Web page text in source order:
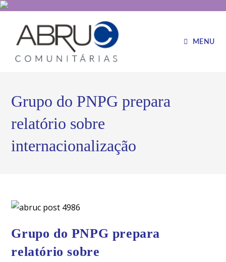
MENU
Grupo do PNPG prepara
relatório sobre
internacionalização
Grupo do PNPG prepara
relatório sobre